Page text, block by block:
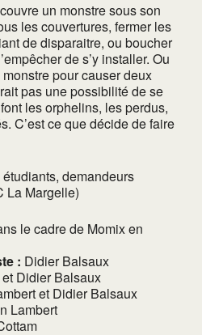
un monstre sous son
les couvertures, fermer les
de disparaitre, ou boucher
de s’y installer. Ou
pour causer deux
pas une possibilité de se
les orphelins, les perdus,
C’est ce que décide de faire
demandeurs
La Margelle)
le cadre de Momix en
: Didier Balsaux
Didier Balsaux
et Didier Balsaux
Lambert